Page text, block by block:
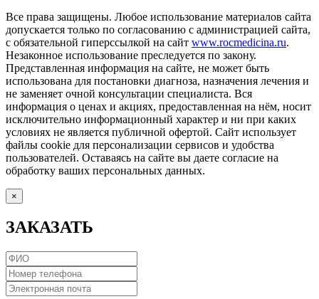
Все права защищены. Любое использование материалов сайта
допускается только по согласованию с администрацией сайта,
с обязательной гиперссылкой на сайт www.rocmedicina.ru.
Незаконное использование преследуется по закону.
Представленная информация на сайте, не может быть
использована для постановки диагноза, назначения лечения и
не заменяет очной консультации специалиста. Вся
информация о ценах и акциях, предоставленная на нём, носит
исключительно информационный характер и ни при каких
условиях не является публичной офертой. Сайт использует
файлы cookie для персонализации сервисов и удобства
пользователей. Оставаясь на сайте вы даете согласие на
обработку ваших персональных данных.
×
ЗАКАЗАТЬ